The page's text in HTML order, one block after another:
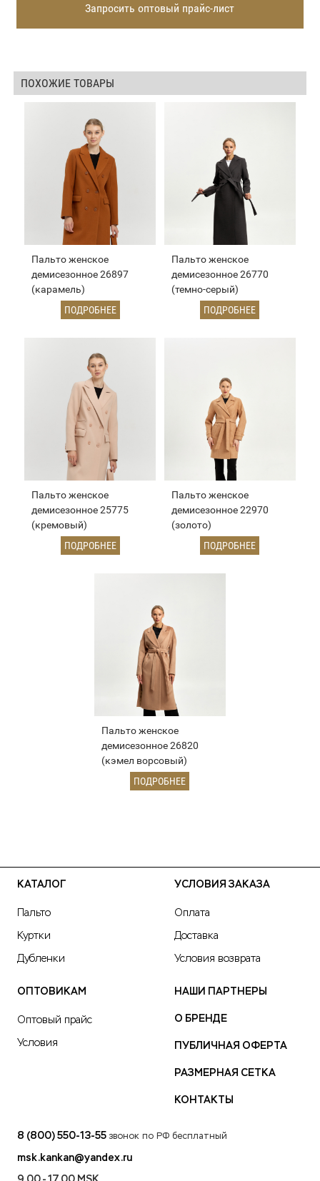
Запросить оптовый прайс-лист
ПОХОЖИЕ ТОВАРЫ
Пальто женское
демисезонное 26897
(карамель)
ПОДРОБНЕЕ
Пальто женское
демисезонное 26770
(темно-серый)
ПОДРОБНЕЕ
Пальто женское
демисезонное 25775
(кремовый)
ПОДРОБНЕЕ
Пальто женское
демисезонное 22970
(золото)
ПОДРОБНЕЕ
Пальто женское
демисезонное 26820
(кэмел ворсовый)
ПОДРОБНЕЕ
КАТАЛОГ
Пальто
Куртки
Дубленки
УСЛОВИЯ ЗАКАЗА
Оплата
Доставка
Условия возврата
ОПТОВИКАМ
Оптовый прайс
Условия
НАШИ ПАРТНЕРЫ
О БРЕНДЕ
ПУБЛИЧНАЯ ОФЕРТА
РАЗМЕРНАЯ СЕТКА
КОНТАКТЫ
8 (800) 550-13-55 звонок по РФ бесплатный
msk.kankan@yandex.ru